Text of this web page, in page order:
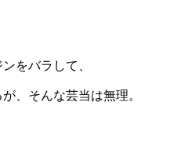
をバラして、
、そんな芸当は無理。